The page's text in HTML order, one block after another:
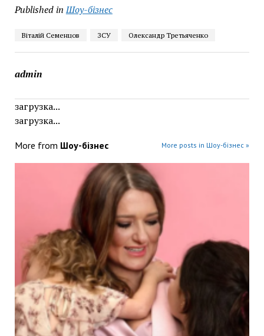
Published in Шоу-бізнес
Віталій Семенцов ЗСУ Олександр Третьяченко
admin
загрузка...
загрузка...
More from Шоу-бізнес More posts in Шоу-бізнес »